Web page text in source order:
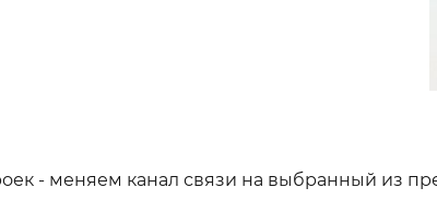
- меняем канал связи на выбранный из